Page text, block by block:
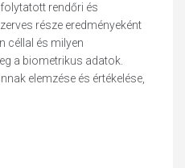
rendőri és
része eredményeként
céllal és milyen
a biometrikus adatok.
elemzése és értékelése,